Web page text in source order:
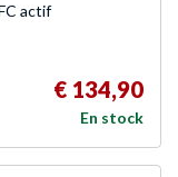
actif
€ 134,90
En stock